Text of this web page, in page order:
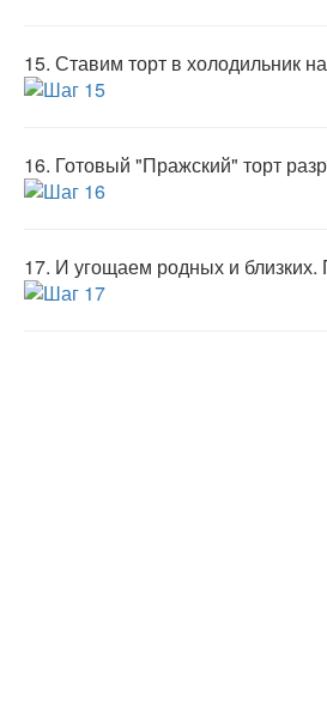
15. Ставим торт в холодильник
16. Готовый "Пражский" торт
17. И угощаем родных и близких.